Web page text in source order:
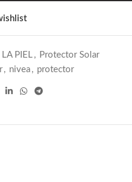
PIEL , Protector Solar
, nivea , protector